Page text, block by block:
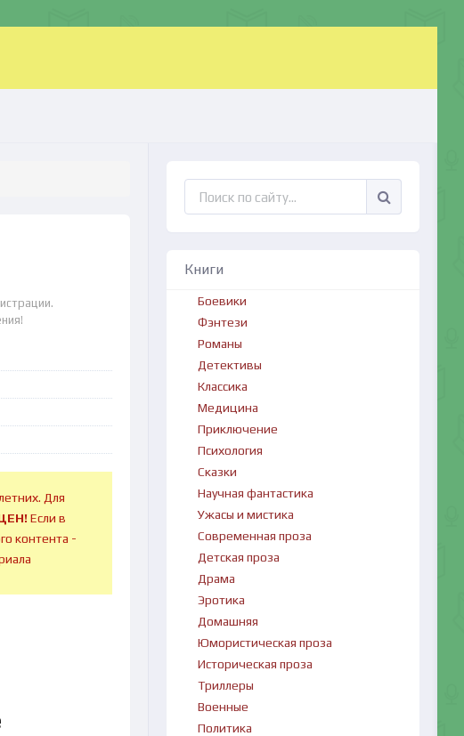
Для
Если в
контента -
Книги
Боевики
Фэнтези
Романы
Детективы
Классика
Медицина
Приключение
Психология
Сказки
Научная фантастика
Ужасы и мистика
Современная проза
Детская проза
Драма
Эротика
Домашняя
Юмористическая проза
Историческая проза
Триллеры
Военные
Политика